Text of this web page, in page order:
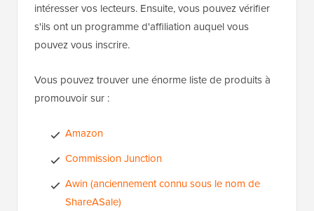
intéresser vos lecteurs. Ensuite, vous pouvez vérifier
s'ils ont un programme d'affiliation auquel vous
pouvez vous inscrire.
Vous pouvez trouver une énorme liste de produits à
promouvoir sur :
Amazon
Commission Junction
Awin (anciennement connu sous le nom de
ShareASale)